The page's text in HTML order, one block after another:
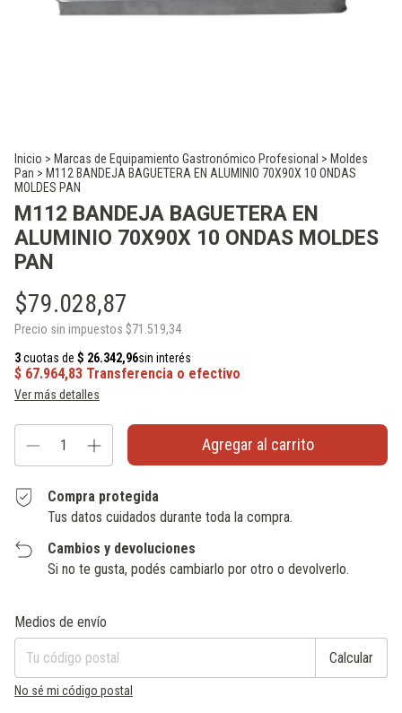
Inicio > Marcas de Equipamiento Gastronómico Profesional > Moldes
Pan > M112 BANDEJA BAGUETERA EN ALUMINIO 70X90X 10 ONDAS
MOLDES PAN
M112 BANDEJA BAGUETERA EN
ALUMINIO 70X90X 10 ONDAS MOLDES
PAN
$79.028,87
Precio sin impuestos $71.519,34
Ver más detalles
Compra protegida
Tus datos cuidados durante toda la compra.
Cambios y devoluciones
Si no te gusta, podés cambiarlo por otro o devolverlo.
Entregas para el CP:
Medios de envío
Calcular
No sé mi código postal